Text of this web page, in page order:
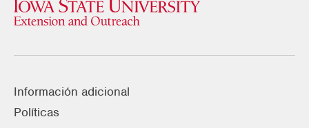
Información adicional
Políticas